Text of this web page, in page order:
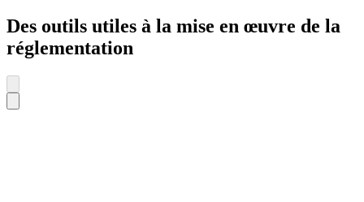
Des outils utiles à la mise en œuvre de la
réglementation